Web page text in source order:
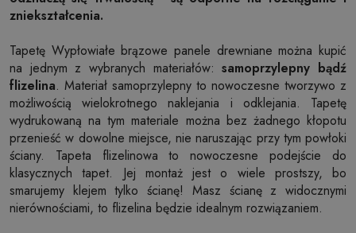
zniekształcenia.
Tapetę Wypłowiałe brązowe panele drewniane można kupić
na jednym z wybranych materiałów:samoprzylepny bądź
flizelina. Materiał samoprzylepny to nowoczesne tworzywo z
możliwością wielokrotnego naklejania i odklejania. Tapetę
wydrukowaną na tym materiale można bez żadnego kłopotu
przenieść w dowolne miejsce, nie naruszając przy tym powłoki
ściany. Tapeta flizelinowa to nowoczesne podejście do
klasycznych tapet. Jej montaż jest o wiele prostszy, bo
smarujemy klejem tylko ścianę! Masz ścianę z widocznymi
nierównościami, to flizelina będzie idealnym rozwiązaniem.